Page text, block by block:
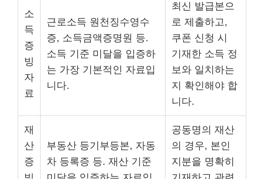
소
득
증
빙
자
료
근로소득 원천징수영수
증, 소득금액증명원 등.
소득 기준 미달을 입증하
는 가장 기본적인 자료입
니다.
최신 발급본으
로 제출하고,
쿠폰 신청 시
기재한 소득 정
보와 일치하는
지 확인해야 합
니다.
재
산
증
부동산 등기부등본, 자동
차 등록증 등. 재산 기준
공동명의 재산
의 경우, 본인
지분을 명확히